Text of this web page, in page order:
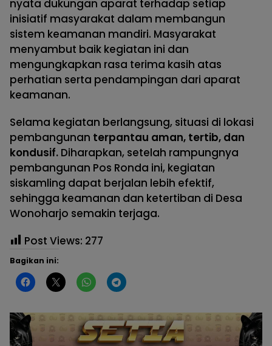
nyata dukungan aparat terhadap setiap
inisiatif masyarakat dalam membangun
sistem keamanan mandiri. Masyarakat
menyambut baik kegiatan ini dan
mengungkapkan rasa terima kasih atas
perhatian serta pendampingan dari aparat
keamanan.
Selama kegiatan berlangsung, situasi di lokasi
pembangunan terpantau aman, tertib, dan
kondusif. Diharapkan, setelah rampungnya
pembangunan Pos Ronda ini, kegiatan
siskamling dapat berjalan lebih efektif,
sehingga keamanan dan ketertiban di Desa
Wonoharjo semakin terjaga.
Post Views: 277
Bagikan ini: